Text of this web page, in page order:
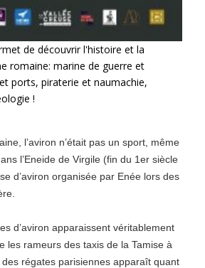
de découvrir l'histoire et la
romaine: marine de guerre et
ports, piraterie et naumachie,
!
l’aviron n’était pas un sport, même
l’Eneide de Virgile (fin du 1er siècle
d’aviron organisée par Enée lors des
d’aviron apparaissent véritablement
les rameurs des taxis de la Tamise à
régates parisiennes apparaît quant